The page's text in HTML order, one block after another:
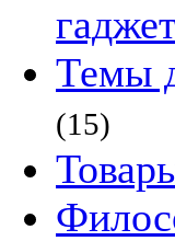
Темы
(15)